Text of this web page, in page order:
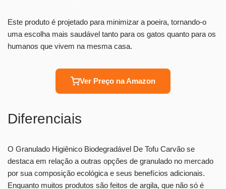
Este produto é projetado para minimizar a poeira, tornando-o
uma escolha mais saudável tanto para os gatos quanto para os
humanos que vivem na mesma casa.
Ver Preço na Amazon
Diferenciais
O Granulado Higiênico Biodegradável De Tofu Carvão se
destaca em relação a outras opções de granulado no mercado
por sua composição ecológica e seus benefícios adicionais.
Enquanto muitos produtos são feitos de argila, que não só é